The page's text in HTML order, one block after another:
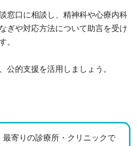
窓口に相談し、精神科や心療内科
ぎや対応方法について助言を受け
。
公的支援を活用しましょう。
最寄りの診療所・クリニックで